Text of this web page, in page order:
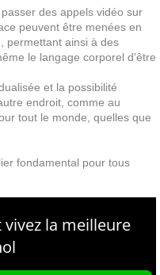
des appels vidéo sur
peuvent être menées en
permettant ainsi à des
le langage corporel d'être
et la possibilité
endroit, comme au
tout le monde, quelles que
fondamental pour tous
la meilleure